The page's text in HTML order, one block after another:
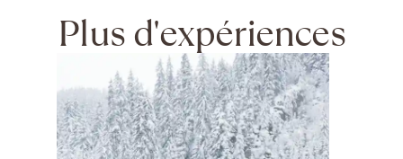
Plus d'expériences